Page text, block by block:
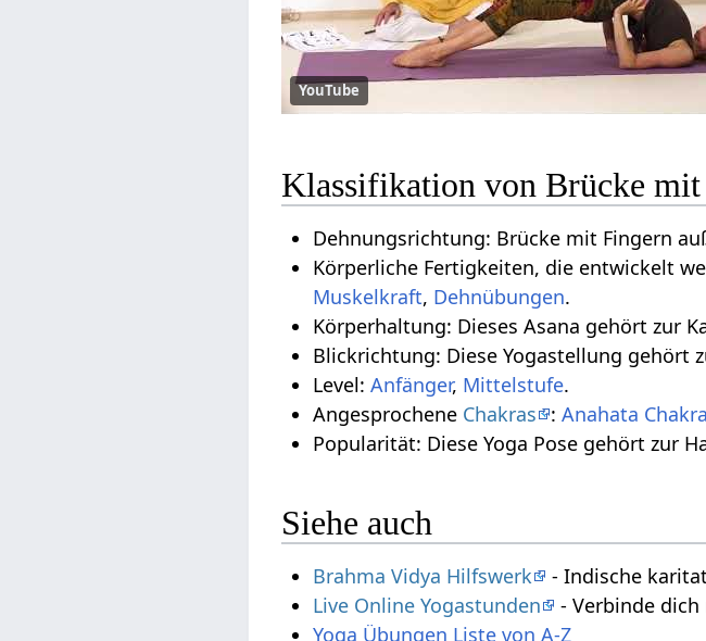
YouTube
Klassifikation von Brücke mit
Dehnungsrichtung: Brücke mit Fingern
Körperliche Fertigkeiten, die entwickelt
Muskelkraft, Dehnübungen.
Körperhaltung: Dieses Asana gehört zur
Blickrichtung: Diese Yogastellung gehört
Level:Anfänger, Mittelstufe.
Angesprochene Chakras :Anahata Chakra
Popularität: Diese Yoga Pose gehört zur
Siehe auch
Brahma Vidya Hilfswerk
- Indische
Live Online Yogastunden
- Verbinde dich
Yoga Übungen Liste von A-Z